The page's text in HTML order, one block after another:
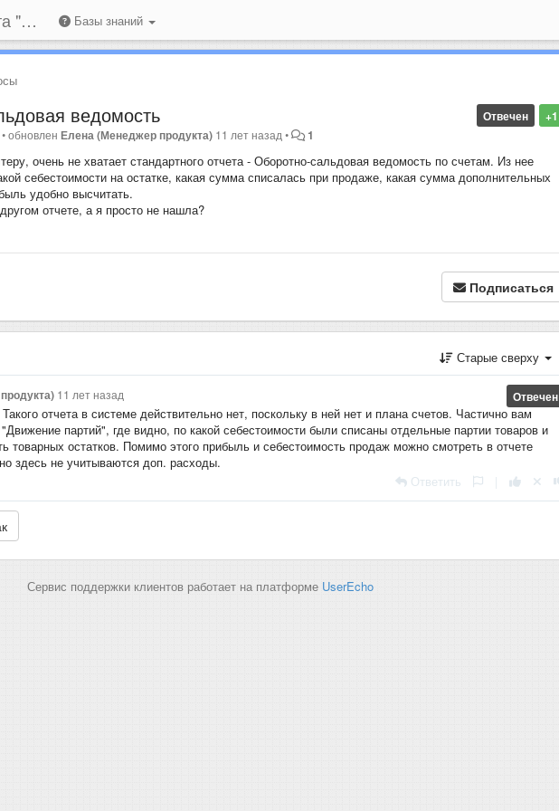
Система онлайн-учета "Большая Птица" Базы знаний
+1
Отвечен
ведомость
•обновленЕлена (Менеджер продукта) 11 лет назад • 1
очень не хватает стандартного отчета - Оборотно-сальдовая ведомость по счетам. Из нее
себестоимости на остатке, какая сумма списалась при продаже, какая сумма дополнительных
удобно высчитать.
отчете, а я просто не нашла?
Подписаться
Старые сверху
Отвечен
11 лет назад
отчета в системе действительно нет, поскольку в ней нет и плана счетов. Частично вам
партий", где видно, по какой себестоимости были списаны отдельные партии товаров и
товарных остатков. Помимо этого прибыль и себестоимость продаж можно смотреть в отчете
здесь не учитываются доп. расходы.
Ответить
Сервис поддержки клиентов работает на платформе UserEcho